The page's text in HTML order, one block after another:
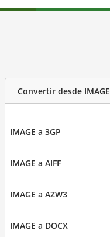
Convertir desde IMAGE
IMAGE a 3GP
IMAGE a AIFF
IMAGE a AZW3
IMAGE a DOCX